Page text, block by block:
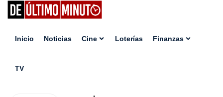
Inicio Noticias Cine Loterías Finanzas
TV